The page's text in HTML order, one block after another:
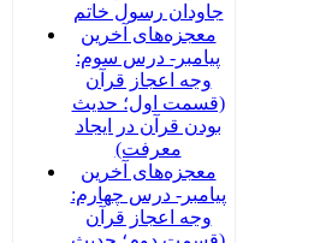
جاودان رسول خاتم
معجزه‌های آخرین
پیامبر- درس سوم:
وجه اعجاز قرآن
(قسمت اول؛ حدیث
بودن قرآن در ایجاد
معرفت)
معجزه‌های آخرین
پیامبر- درس چهارم:
وجه اعجاز قرآن